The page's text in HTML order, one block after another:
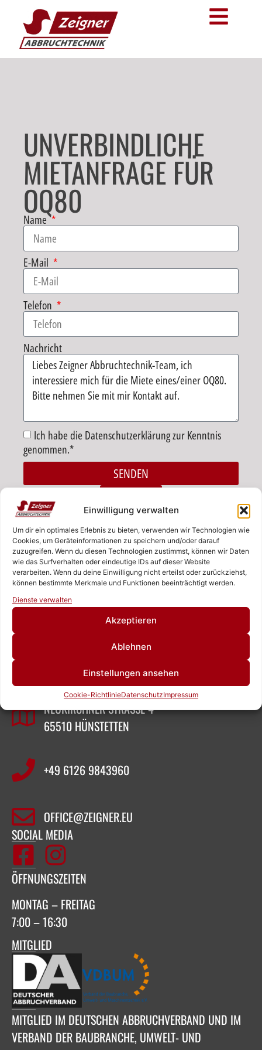
Einwilligung verwalten
Um dir ein optimales Erlebnis zu bieten, verwenden wir Technologien wie
Cookies, um Geräteinformationen zu speichern und/oder darauf
zuzugreifen. Wenn du diesen Technologien zustimmst, können wir Daten
wie das Surfverhalten oder eindeutige IDs auf dieser Website
verarbeiten. Wenn du deine Einwilligung nicht erteilst oder zurückziehst,
können bestimmte Merkmale und Funktionen beeinträchtigt werden.
Dienste verwalten
Akzeptieren
Ablehnen
Einstellungen ansehen
Cookie-RichtlinieDatenschutzImpressum
UNVERBINDLICHE
MIETANFRAGE FÜR
OQ80
Name
E-Mail
Telefon
Nachricht
Ich habe die Datenschutzerklärung zur Kenntnis
genommen.*
SENDEN
ZEIGNER ABBRUCHTECHNIK
SASCHA ZEIGNER
NEUKIRCHNER STRASSE 4
65510 HÜNSTETTEN
+49 6126 9843960‬
OFFICE@ZEIGNER.EU
SOCIAL MEDIA
ÖFFNUNGSZEITEN
MONTAG – FREITAG
7:00 – 16:30
MITGLIED
MITGLIED IM DEUTSCHEN ABBRUCHVERBAND UND IM
VERBAND DER BAUBRANCHE, UMWELT- UND
Rufen Sie uns an!